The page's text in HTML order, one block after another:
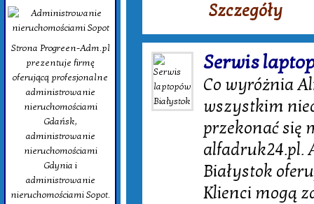
Strona Progreen-Adm.pl
prezentuje firmę
oferującą profesjonalne
administrowanie
nieruchomościami
Gdańsk,
administrowanie
nieruchomościami
Gdynia i
administrowanie
nieruchomościami Sopot.
Szczegóły
Serwis
Co wyróżnia
wszystkim
przekonać się
alfadruk24.pl.
Białystok
Klienci mogą